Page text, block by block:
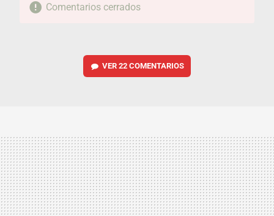
Comentarios cerrados
VER 22 COMENTARIOS